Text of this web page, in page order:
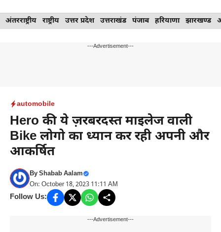
Skip
to
अंतरराष्ट्रीय राष्ट्रीय उत्तर प्रदेश उत्तराखंड पंजाब हरियाणा झारखण्ड
---Advertisement---
automobile
Hero की ये ज़रबरदस्त माइलेज वाली
Bike लोगो का ध्यान कर रही अपनी और
आकर्षित
ByShabab Aalam
On: October 18, 2023 11:11 AM
Follow Us:
---Advertisement---